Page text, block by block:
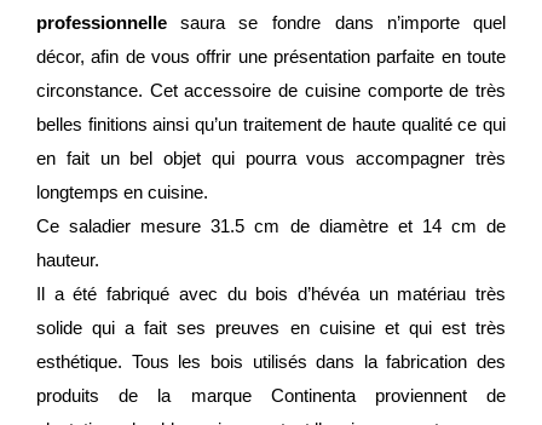
professionnelle saura se fondre dans n’importe quel
décor, afin de vous offrir une présentation parfaite en toute
circonstance. Cet accessoire de cuisine comporte de très
belles finitions ainsi qu’un traitement de haute qualité ce qui
en fait un bel objet qui pourra vous accompagner très
longtemps en cuisine.
Ce saladier mesure 31.5 cm de diamètre et 14 cm de
hauteur.
Il a été fabriqué avec du bois d’hévéa un matériau très
solide qui a fait ses preuves en cuisine et qui est très
esthétique. Tous les bois utilisés dans la fabrication des
produits de la marque Continenta proviennent de